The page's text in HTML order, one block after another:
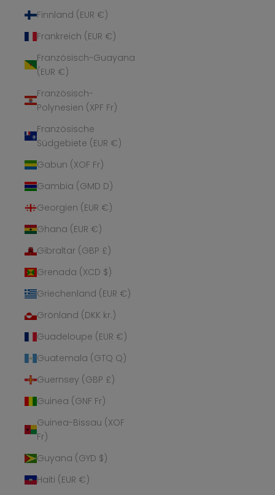
Finnland (EUR €)
Frankreich (EUR €)
Französisch-Guayana
(EUR €)
Französisch-
Polynesien (XPF Fr)
Französische
Südgebiete (EUR €)
Gabun (XOF Fr)
Gambia (GMD D)
Georgien (EUR €)
Ghana (EUR €)
Gibraltar (GBP £)
Grenada (XCD $)
Griechenland (EUR €)
Grönland (DKK kr.)
Guadeloupe (EUR €)
Guatemala (GTQ Q)
Guernsey (GBP £)
Guinea (GNF Fr)
Guinea-Bissau (XOF
Fr)
Guyana (GYD $)
Haiti (EUR €)